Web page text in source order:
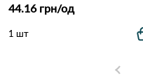
44.16 грн/од
1 шт